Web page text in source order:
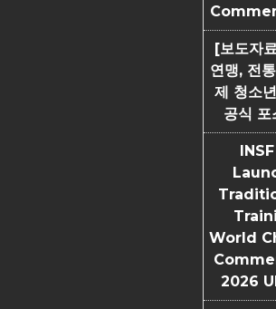
[보도자
연맹, 전
제 청소
공식 포
World
2026